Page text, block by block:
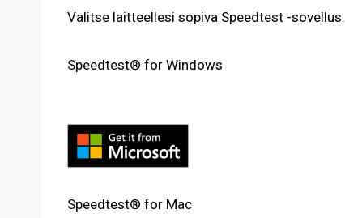
Valitse laitteellesi sopiva Speedtest -sovellus.
Speedtest® for Windows
Speedtest® for Mac